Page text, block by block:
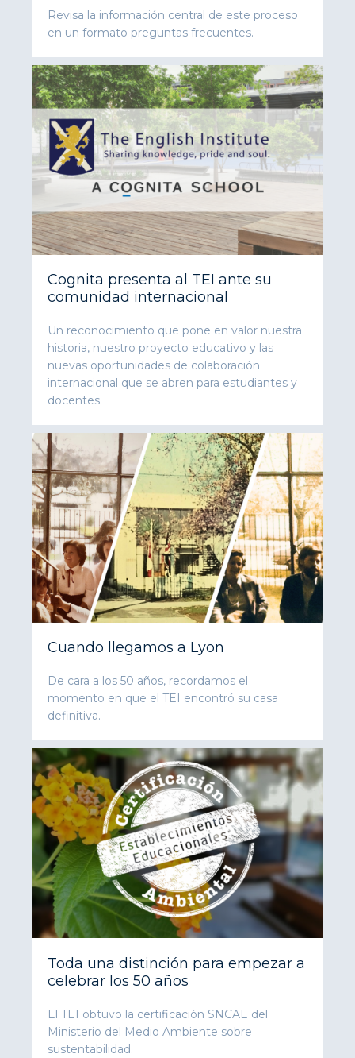
Revisa la información central de este proceso
en un formato preguntas frecuentes.
Cognita presenta al TEI ante su
comunidad internacional
Un reconocimiento que pone en valor nuestra
historia, nuestro proyecto educativo y las
nuevas oportunidades de colaboración
internacional que se abren para estudiantes y
docentes.
Cuando llegamos a Lyon
De cara a los 50 años, recordamos el
momento en que el TEI encontró su casa
definitiva.
Toda una distinción para empezar a
celebrar los 50 años
El TEI obtuvo la certificación SNCAE del
Ministerio del Medio Ambiente sobre
sustentabilidad.